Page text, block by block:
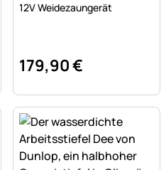
12V Weidezaungerät
179,90€